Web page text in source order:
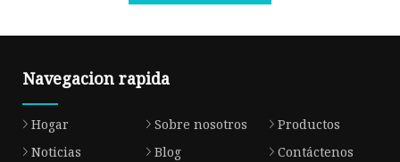
Navegacion rapida
Hogar Sobre nosotros
Productos
Noticias
Blog
Contáctenos